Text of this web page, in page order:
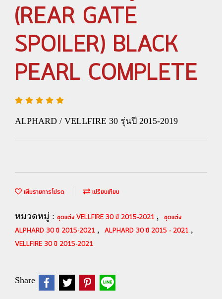
(REAR GATE
SPOILER) BLACK
PEARL COMPLETE
ALPHARD / VELLFIRE 30 รุ่นปี 2015-2019
เพิ่มรายการโปรด เปรียบเทียบ
หมวดหมู่ : ชุดแต่ง VELLFIRE 30 ปี 2015-2021 , ชุดแต่ง
ALPHARD 30 ปี 2015-2021 , ALPHARD 30 ปี 2015 - 2021 ,
VELLFIRE 30 ปี 2015-2021
Share